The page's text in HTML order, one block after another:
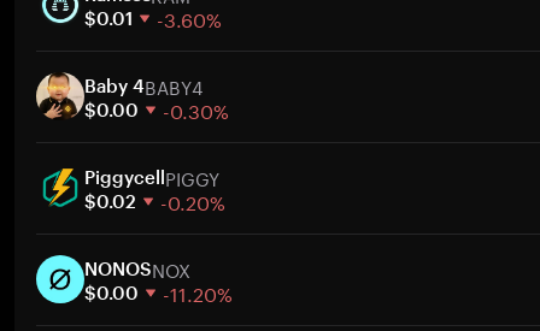
$0.01 -3.60%
30 天
市值
Baby 4BABY4
$0.00 -0.30%
30 天
市值
PiggycellPIGGY
$0.02 -0.20%
30 天
市值
NONOSNOX
$0.00 -11.20%